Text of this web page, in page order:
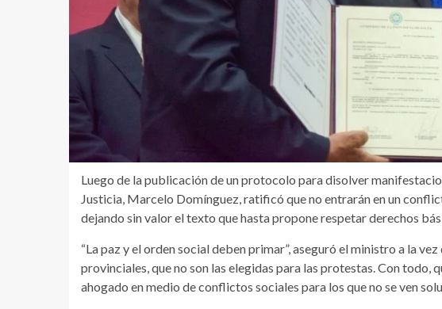
Luego de la publicación de un protocolo para disolver
Justicia, Marcelo Domínguez, ratificó que no entrarán en un
dejando sin valor el texto que hasta propone respetar derechos
“La paz y el orden social deben primar”, aseguró el ministro a la
provinciales, que no son las elegidas para las protestas. Con todo,
ahogado en medio de conflictos sociales para los que no se ven